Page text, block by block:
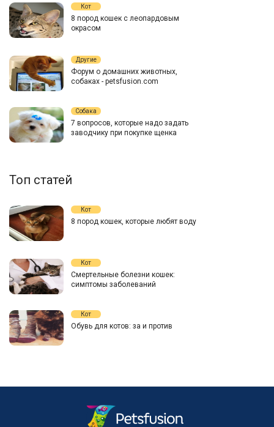
Кот
8 пород кошек с леопардовым
окрасом
Другие
Форум о домашних животных,
собаках - petsfusion.com
Собака
7 вопросов, которые надо задать
заводчику при покупке щенка
Топ статей
Кот
8 пород кошек, которые любят воду
Кот
Смертельные болезни кошек:
симптомы заболеваний
Кот
Обувь для котов: за и против